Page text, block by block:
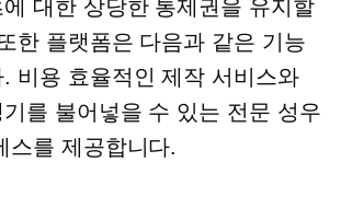
대한 상당한 통제권을 유지할
한 플랫폼은 다음과 같은 기능
비용 효율적인 제작 서비스와
를 불어넣을 수 있는 전문 성우
스를 제공합니다.